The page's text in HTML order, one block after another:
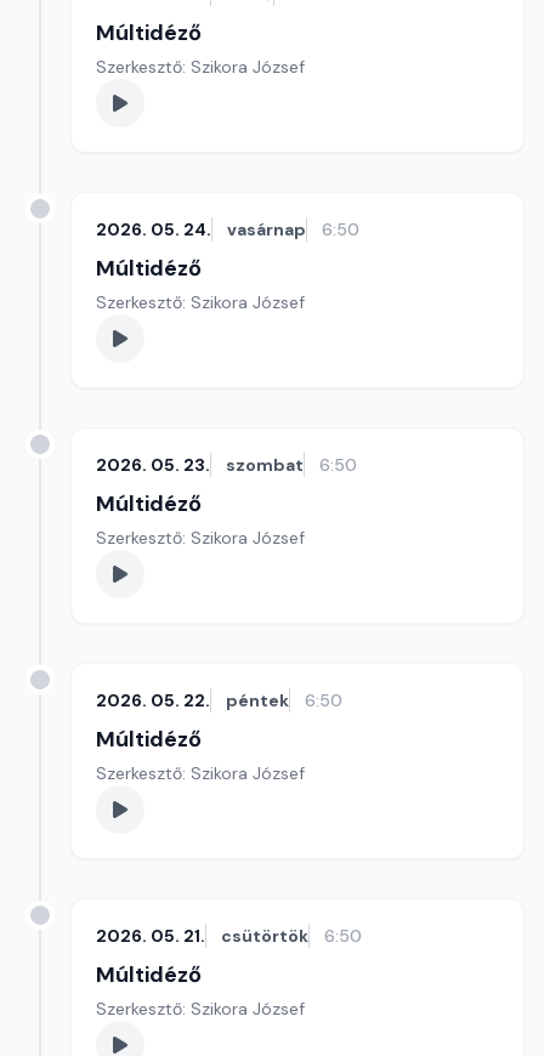
Múltidéző
Szerkesztő: Szikora József
2026. 05. 24. vasárnap 6:50
Múltidéző
Szerkesztő: Szikora József
2026. 05. 23. szombat 6:50
Múltidéző
Szerkesztő: Szikora József
2026. 05. 22. péntek 6:50
Múltidéző
Szerkesztő: Szikora József
2026. 05. 21. csütörtök 6:50
Múltidéző
Szerkesztő: Szikora József